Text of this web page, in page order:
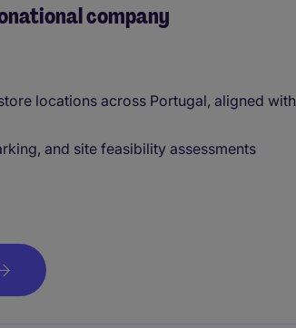
company
locations across Portugal, aligned with
and site feasibility assessments